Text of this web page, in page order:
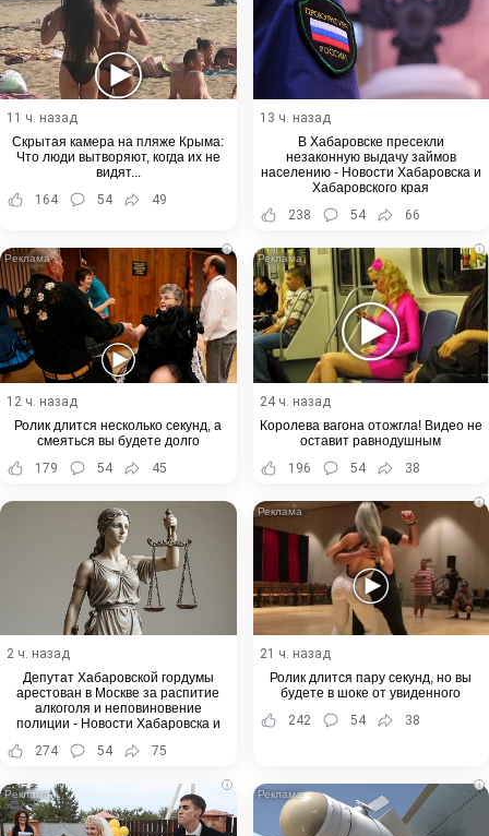
11 ч. назад
Скрытая камера на пляже Крыма:
Что люди вытворяют, когда их не
видят...
164
54 49
13 ч. назад
В Хабаровске пресекли
незаконную выдачу займов
населению - Новости Хабаровска и
Хабаровского края
238
54 66
i
12 ч. назад
Ролик длится несколько секунд, а
смеяться вы будете долго
179
54 45
i
24 ч. назад
Королева вагона отожгла! Видео не
оставит равнодушным
196
54 38
2 ч. назад
Депутат Хабаровской гордумы
арестован в Москве за распитие
алкоголя и неповиновение
полиции - Новости Хабаровска и
274 54 75
i
21 ч. назад
Ролик длится пару секунд, но вы
будете в шоке от увиденного
242
54 38
i i